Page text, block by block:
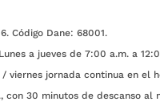
Código Dane: 68001.
Lunes a jueves de 7:00 a.m. a
viernes jornada continua en el
con 30 minutos de descanso al